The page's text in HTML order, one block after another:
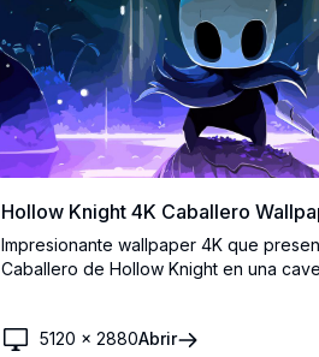
Hollow Knight 4K Caballero
Impresionante wallpaper 4K que
Caballero de Hollow Knight en una
arma de clavo en ambiente atmosférico
5120 × 2880Abrir